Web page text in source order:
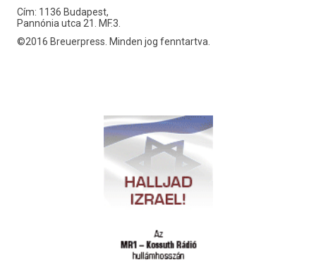
Cím: 1136 Budapest,
Pannónia utca 21. MF.3.
©2016 Breuerpress. Minden jog fenntartva.